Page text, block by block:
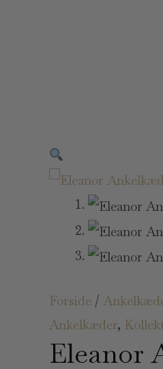
Forside /
Ankelkæder,
Eleanor
Eleanor
Ankelkæde
antal